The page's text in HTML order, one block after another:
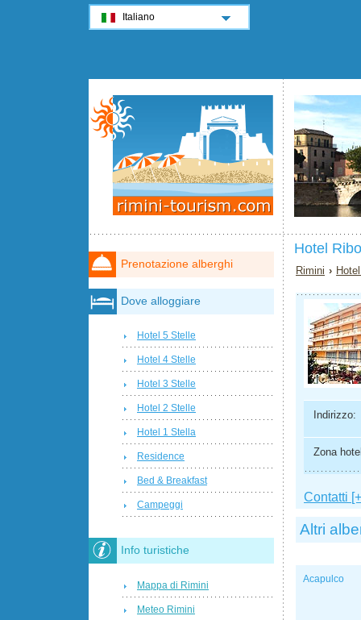
Hotel
Rimini ›
Indirizzo:
Zona
Contatti
Altri
Acapulco
Prenotazione alberghi
Dove alloggiare
Hotel 5 Stelle
Hotel 4 Stelle
Hotel 3 Stelle
Hotel 2 Stelle
Hotel 1 Stella
Residence
Bed & Breakfast
Campeggi
Info turistiche
Mappa di Rimini
Meteo Rimini
Italiano